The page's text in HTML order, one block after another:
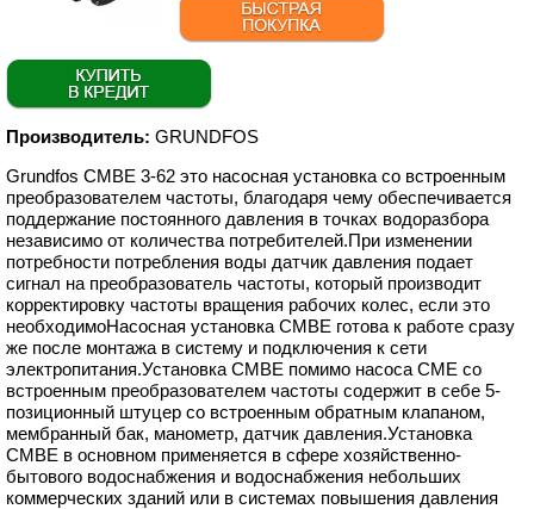
Производитель: GRUNDFOS
Grundfos CMBE 3-62 это насосная установка со встроенным
преобразователем частоты, благодаря чему обеспечивается
поддержание постоянного давления в точках водоразбора
независимо от количества потребителей.При изменении
потребности потребления воды датчик давления подает
сигнал на преобразователь частоты, который производит
корректировку частоты вращения рабочих колес, если это
необходимоНасосная установка CMBE готова к работе сразу
же после монтажа в систему и подключения к сети
электропитания.Установка CMBE помимо насоса CME со
встроенным преобразователем частоты содержит в себе 5-
позиционный штуцер со встроенным обратным клапаном,
мембранный бак, манометр, датчик давления.Установка
СМBЕ в основном применяется в сфере хозяйственно-
бытового водоснабжения и водоснабжения небольших
коммерческих зданий или в системах повышения давления